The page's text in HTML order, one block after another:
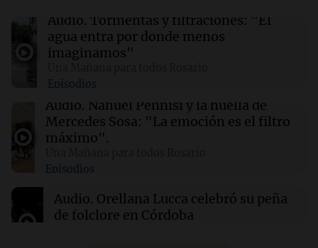
El Pentágono solicita a la industria de defensa
un aumento en la producción de armas
01:31 Ciencia
Reducir alimentos dulces no disminuye
antojos ni mejora la salud, según estudio
01:29 Mundo
El lago Mead alcanza su nivel más bajo en 90
años, evidenciando la crisis hídrica en EE.UU.
Audio. Tormentas y filtraciones: "El
agua entra por donde menos
imaginamos"
Episodios
Audio. Nahuel Pennisi y la huella de
Mercedes Sosa: "La emoción es el filtro
máximo".
Episodios
Audio. Orellana Lucca celebró su peña
de folclore en Córdoba